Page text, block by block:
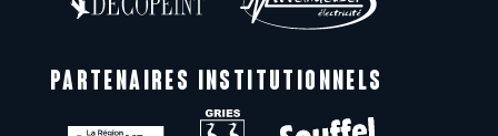
PARTENAIRES INSTITUTIONNELS